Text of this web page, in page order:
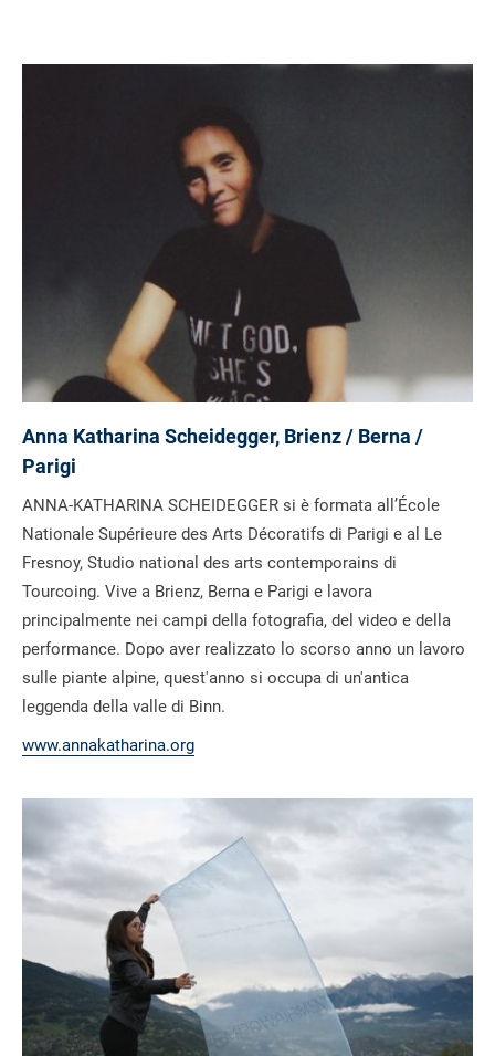
Anna Katharina Scheidegger, Brienz / Berna /
Parigi
ANNA-KATHARINA SCHEIDEGGER si è formata all’École
Nationale Supérieure des Arts Décoratifs di Parigi e al Le
Fresnoy, Studio national des arts contemporains di
Tourcoing. Vive a Brienz, Berna e Parigi e lavora
principalmente nei campi della fotografia, del video e della
performance. Dopo aver realizzato lo scorso anno un lavoro
sulle piante alpine, quest'anno si occupa di un'antica
leggenda della valle di Binn.
www.annakatharina.org